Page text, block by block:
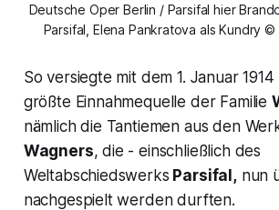
Deutsche Oper Berlin / Parsifal hier
Parsifal, Elena Pankratova als Kundry
So versiegte mit dem 1. Januar
größte Einnahmequelle der Familie
nämlich die Tantiemen aus den
Wagners, die - einschließlich des
Weltabschiedswerks Parsifal,nun
nachgespielt werden durften.